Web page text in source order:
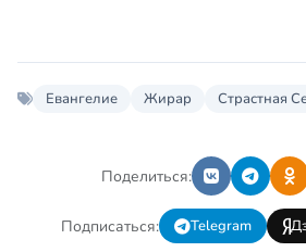
Евангелие Жирар Страстная
Поделиться:
Подписаться: Telegram